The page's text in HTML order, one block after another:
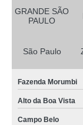
GRANDE SÃO
PAULO
São Paulo
Fazenda Morumbi
Alto da Boa Vista
Campo Belo